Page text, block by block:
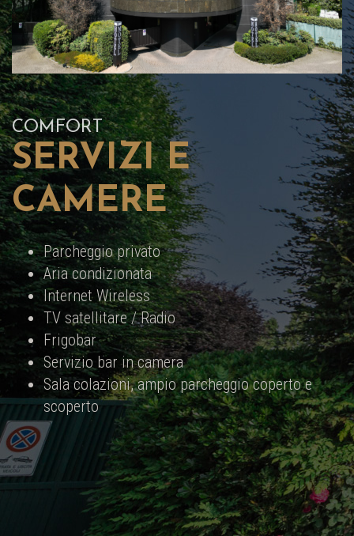
COMFORT
SERVIZI E
CAMERE
Parcheggio privato
Aria condizionata
Internet Wireless
TV satellitare / Radio
Frigobar
Servizio bar in camera
Sala colazioni, ampio parcheggio coperto e
scoperto